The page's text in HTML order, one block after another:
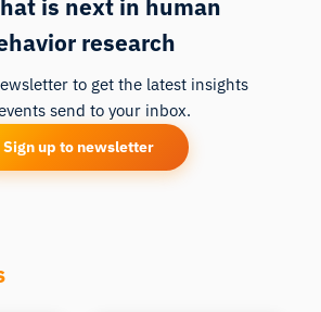
is next in human
research
to get the latest insights
send to your inbox.
Sign up to newsletter